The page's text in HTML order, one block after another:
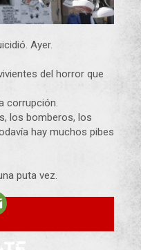
Ayer.
del horror que
corrupción.
los bomberos, los
hay muchos pibes
puta vez.